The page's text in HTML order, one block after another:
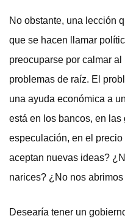
No obstante, una lección
que se hacen llamar
preocuparse por calmar
problemas de raíz. El
una ayuda económica a
está en los bancos, en las
especulación, en el
aceptan nuevas ideas?
narices? ¿No nos
Desearía tener un